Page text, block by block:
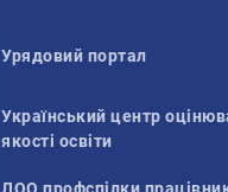
Урядовий портал
Український центр
якості освіти